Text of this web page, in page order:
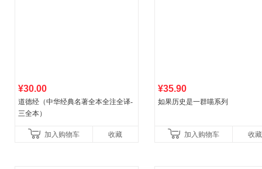
¥30.00
道德经（中华经典名著全本全注全译-
三全本）
加入购物车 收藏
¥35.90
如果历史是一群喵系列
加入购物车 收藏